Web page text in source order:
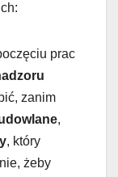
prac
zanim
,
, który
żeby